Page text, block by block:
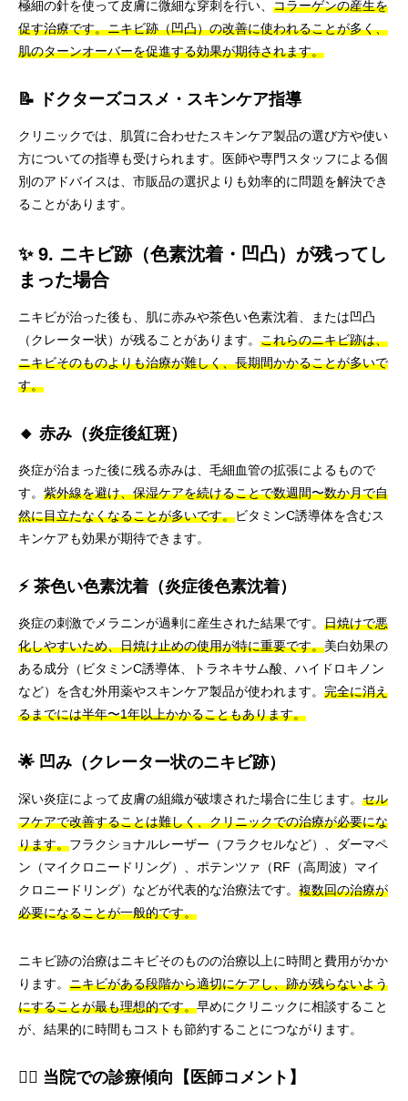
極細の針を使って皮膚に微細な穿刺を行い、 コラーゲンの産生を
促す治療です。ニキビ跡（凹凸）の改善に使われることが多く、
肌のターンオーバーを促進する効果が期待されます。
📝 ドクターズコスメ・スキンケア指導
クリニックでは、肌質に合わせたスキンケア製品の選び方や使い
方についての指導も受けられます。医師や専門スタッフによる個
別のアドバイスは、市販品の選択よりも効率的に問題を解決でき
ることがあります。
✨ 9. ニキビ跡（色素沈着・凹凸）が残ってし
まった場合
ニキビが治った後も、肌に赤みや茶色い色素沈着、または凹凸
（クレーター状）が残ることがあります。 これらのニキビ跡は、
ニキビそのものよりも治療が難しく、長期間かかることが多いで
す。
🔸 赤み（炎症後紅斑）
炎症が治まった後に残る赤みは、毛細血管の拡張によるもので
す。 紫外線を避け、保湿ケアを続けることで数週間〜数か月で自
然に目立たなくなることが多いです。ビタミンC誘導体を含むス
キンケアも効果が期待できます。
⚡ 茶色い色素沈着（炎症後色素沈着）
炎症の刺激でメラニンが過剰に産生された結果です。 日焼けで悪
化しやすいため、日焼け止めの使用が特に重要です。美白効果の
ある成分（ビタミンC誘導体、トラネキサム酸、ハイドロキノン
など）を含む外用薬やスキンケア製品が使われます。 完全に消え
るまでには半年〜1年以上かかることもあります。
🌟 凹み（クレーター状のニキビ跡）
深い炎症によって皮膚の組織が破壊された場合に生じます。 セル
フケアで改善することは難しく、クリニックでの治療が必要にな
ります。フラクショナルレーザー（フラクセルなど）、ダーマペ
ン（マイクロニードリング）、ポテンツァ（RF（高周波）マイ
クロニードリング）などが代表的な治療法です。 複数回の治療が
必要になることが一般的です。
ニキビ跡の治療はニキビそのものの治療以上に時間と費用がかか
ります。 ニキビがある段階から適切にケアし、跡が残らないよう
にすることが最も理想的です。早めにクリニックに相談すること
が、結果的に時間もコストも節約することにつながります。
👨‍⚕️ 当院での診療傾向【医師コメント】